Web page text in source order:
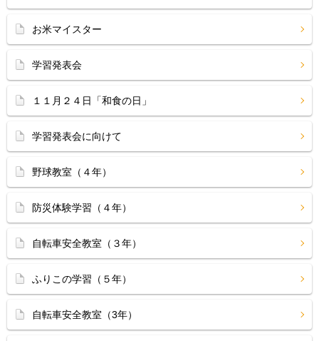
お米マイスター
学習発表会
１１月２４日「和食の日」
学習発表会に向けて
野球教室（４年）
防災体験学習（４年）
自転車安全教室（３年）
ふりこの学習（５年）
自転車安全教室（3年）